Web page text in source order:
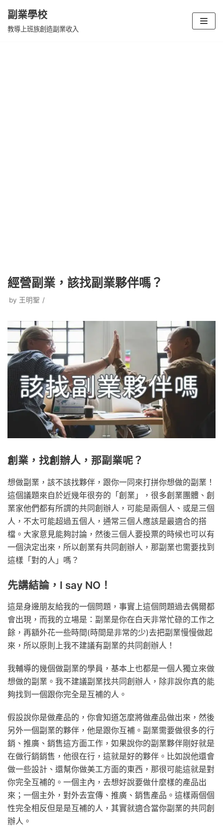
Skip
副業學校
教導上班族創造副業收入
經營副業，該找副業夥伴嗎？
by 王明聖
創業，找創辦人，那副業呢？
想做副業，該不該找夥伴，跟你一同來打拼你想做的副業！
這個議題來自於近幾年很夯的「創業」，很多創業團體、創
業家他們都有所謂的共同創辦人，可能是兩個人、或是三個
人，不太可能超過五個人，通常三個人應該是最適合的搭
檔。大家意見能夠討論，然後三個人要投票的時候也可以有
一個決定出來，所以創業有共同創辦人，那副業也需要找到
這樣「對的人」嗎？
先講結論，I say NO！
這是身邊朋友給我的一個問題，事實上這個問題過去偶爾都
會出現，而我的立場是：副業是你在白天非常忙碌的工作之
餘，再額外花一些時間(時間是非常的少)去把副業慢慢做起
來，所以原則上我不建議有副業的共同創辦人！
我輔導的幾個做副業的學員，基本上也都是一個人獨立來做
想做的副業。我不建議副業找共同創辦人，除非說你真的能
夠找到一個跟你完全是互補的人。
假設說你是做產品的，你會知道怎麼將做產品做出來，然後
另外一個副業的夥伴，他是跟你互補。副業需要做很多的行
銷、推廣、銷售這方面工作，如果說你的副業夥伴剛好就是
在做行銷銷售，他很在行，這就是好的夥伴。比如說他還會
做一些設計、還幫你做美工方面的東西，那很可能這就是對
你完全互補的。一個主內，去想好說要做什麼樣的產品出
來；一個主外，對外去宣傳、推廣、銷售產品。這樣兩個個
性完全相反但是是互補的人，其實就適合當你副業的共同創
辦人。